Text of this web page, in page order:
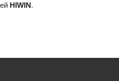
HIWIN.